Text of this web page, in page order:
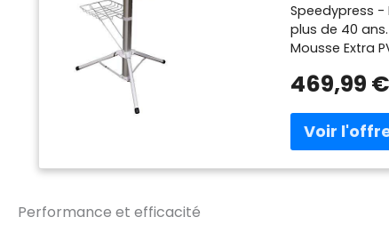
Repassage
Speedypress
plus de 40
Mousse Extra
pulvérisateur,
ou sans le
2.200watt /
idyllique le
469,99 €
Performance et efficacité